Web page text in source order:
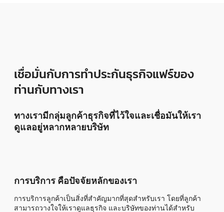
เชื่อมั่นกับการทำประกันธุรกิจแฟร์ของ
ท่านกับทางเรา
ทางเรามีกลุ่มลูกค้าธุรกิจที่ไว้ใจและเชื่อมันให้เรา
ดูแลอยู่หลากหลายบริษัท
การบริการ คือปัจจัยหลักของเรา
การบริการลูกค้าเป็นสิ่งที่สำคัญมากที่สุดสำหรับเรา โดยที่ลูกค้า
สามารถวางใจให้เราดูแลธุรกิจ และบริษัทของท่านได้สำหรับ